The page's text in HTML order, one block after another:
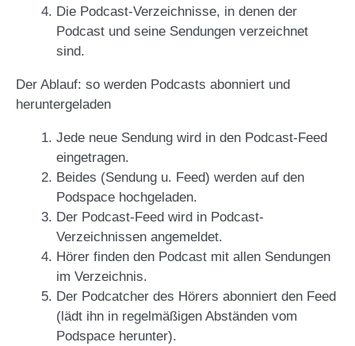
Die Podcast-Verzeichnisse, in denen der
Podcast und seine Sendungen verzeichnet
sind.
Der Ablauf: so werden Podcasts abonniert und
heruntergeladen
Jede neue Sendung wird in den Podcast-Feed
eingetragen.
Beides (Sendung u. Feed) werden auf den
Podspace hochgeladen.
Der Podcast-Feed wird in Podcast-
Verzeichnissen angemeldet.
Hörer finden den Podcast mit allen Sendungen
im Verzeichnis.
Der Podcatcher des Hörers abonniert den Feed
(lädt ihn in regelmäßigen Abständen vom
Podspace herunter).